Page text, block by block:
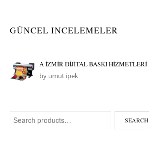
GÜNCEL INCELEMELER
A İZMİR DİJİTAL BASKI HİZMETLERİ
by umut ipek
Search for: SEARCH